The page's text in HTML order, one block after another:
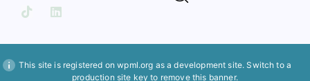
This site is registered onwpml.org as a development site. Switch to a
production site key to remove this banner.